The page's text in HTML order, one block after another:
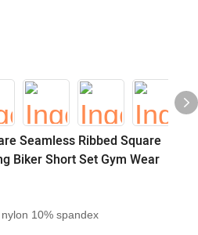
Seamless Ribbed Square
Biker Short Set Gym Wear
10% spandex